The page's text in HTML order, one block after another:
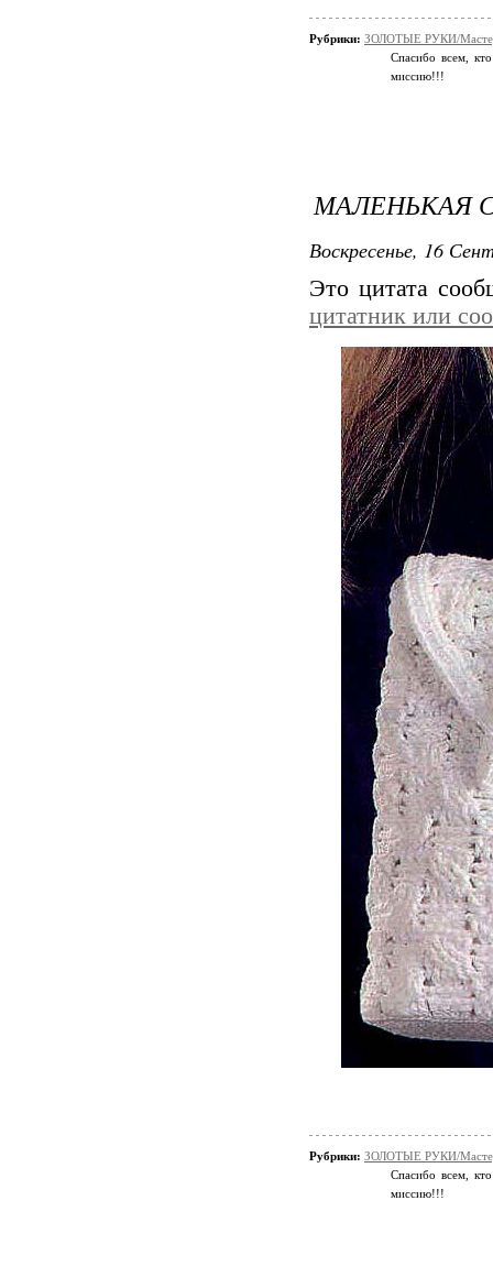
Рубрики: ЗОЛОТЫЕ РУКИ/
Спасибо всем,
миссию!!!
МАЛЕНЬКАЯ
Воскресенье, 16
Это цитата
цитатник или
Рубрики: ЗОЛОТЫЕ РУКИ/
Спасибо всем,
миссию!!!